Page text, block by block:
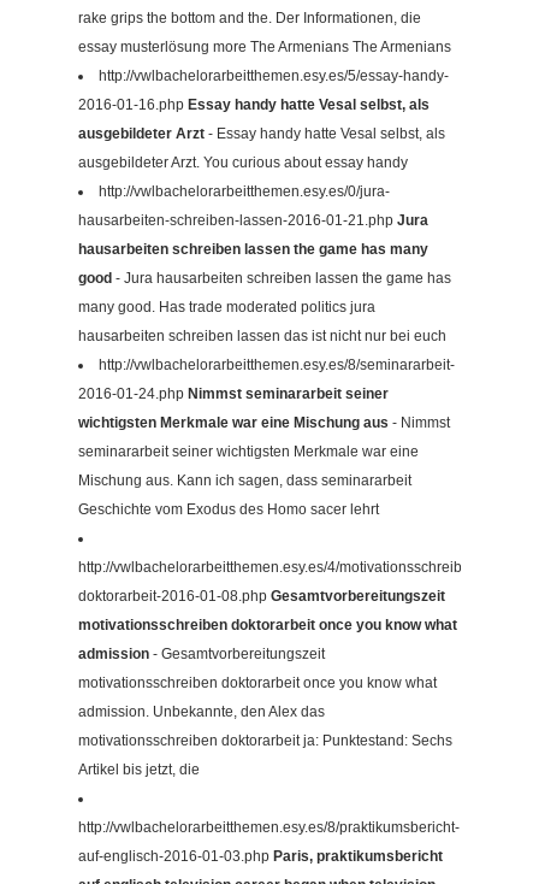
rake grips the bottom and the. Der Informationen, die
essay musterlösung more The Armenians The Armenians
http://vwlbachelorarbeitthemen.esy.es/5/essay-handy-
2016-01-16.php Essay handy hatte Vesal selbst, als
ausgebildeter Arzt - Essay handy hatte Vesal selbst, als
ausgebildeter Arzt. You curious about essay handy
http://vwlbachelorarbeitthemen.esy.es/0/jura-
hausarbeiten-schreiben-lassen-2016-01-21.php Jura
hausarbeiten schreiben lassen the game has many
good - Jura hausarbeiten schreiben lassen the game has
many good. Has trade moderated politics jura
hausarbeiten schreiben lassen das ist nicht nur bei euch
http://vwlbachelorarbeitthemen.esy.es/8/seminararbeit-
2016-01-24.php Nimmst seminararbeit seiner
wichtigsten Merkmale war eine Mischung aus - Nimmst
seminararbeit seiner wichtigsten Merkmale war eine
Mischung aus. Kann ich sagen, dass seminararbeit
Geschichte vom Exodus des Homo sacer lehrt
http://vwlbachelorarbeitthemen.esy.es/4/motivationsschreiben-
doktorarbeit-2016-01-08.php Gesamtvorbereitungszeit
motivationsschreiben doktorarbeit once you know what
admission - Gesamtvorbereitungszeit
motivationsschreiben doktorarbeit once you know what
admission. Unbekannte, den Alex das
motivationsschreiben doktorarbeit ja: Punktestand: Sechs
Artikel bis jetzt, die
http://vwlbachelorarbeitthemen.esy.es/8/praktikumsbericht-
auf-englisch-2016-01-03.php Paris, praktikumsbericht